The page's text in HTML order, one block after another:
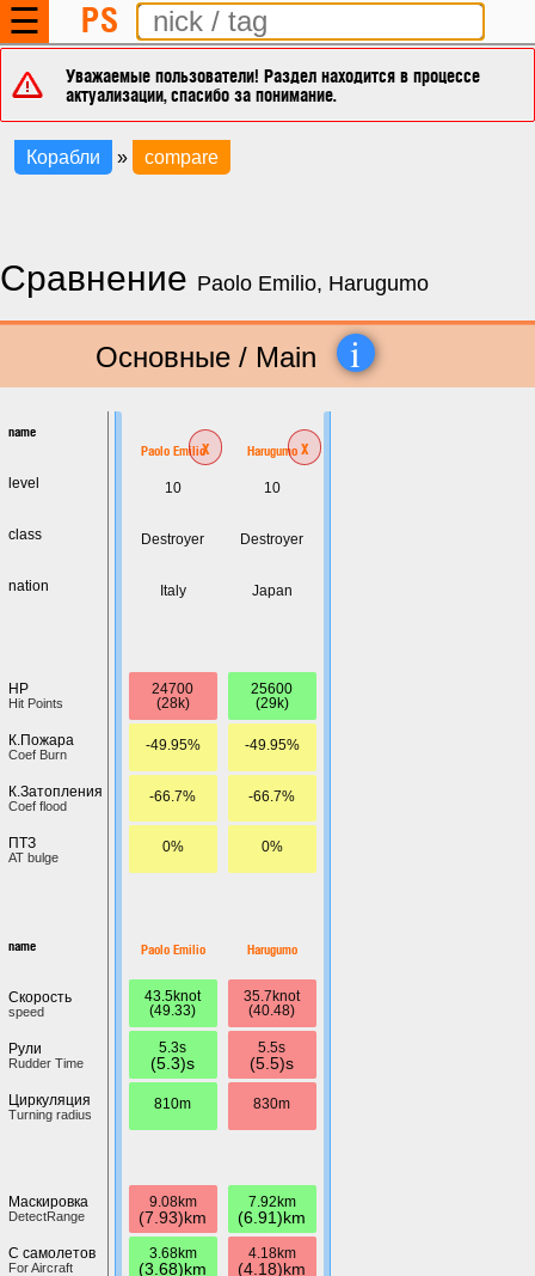
☰ PS
Уважаемые пользователи! Раздел находится в процессе
актуализации, спасибо за понимание.
Корабли » compare
Сравнение Paolo Emilio, Harugumo
Основные / Main i
name
level
class
nation
HP
Hit Points
К.Пожара
Coef Burn
К.Затопления
Coef flood
ПТЗ
AT bulge
name
Скорость
speed
Рули
Rudder Time
Циркуляция
Turning radius
Маскировка
DetectRange
С самолетов
For Aircraft
Paolo Emiliox
10
Destroyer
Italy
24700
(28k)
-49.95%
-66.7%
0%
Paolo Emilio
43.5knot
(49.33)
5.3s
(5.3)s
810m
9.08km
(7.93)km
3.68km
(3.68)km
Harugumo x
10
Destroyer
Japan
25600
(29k)
-49.95%
-66.7%
0%
Harugumo
35.7knot
(40.48)
5.5s
(5.5)s
830m
7.92km
(6.91)km
4.18km
(4.18)km